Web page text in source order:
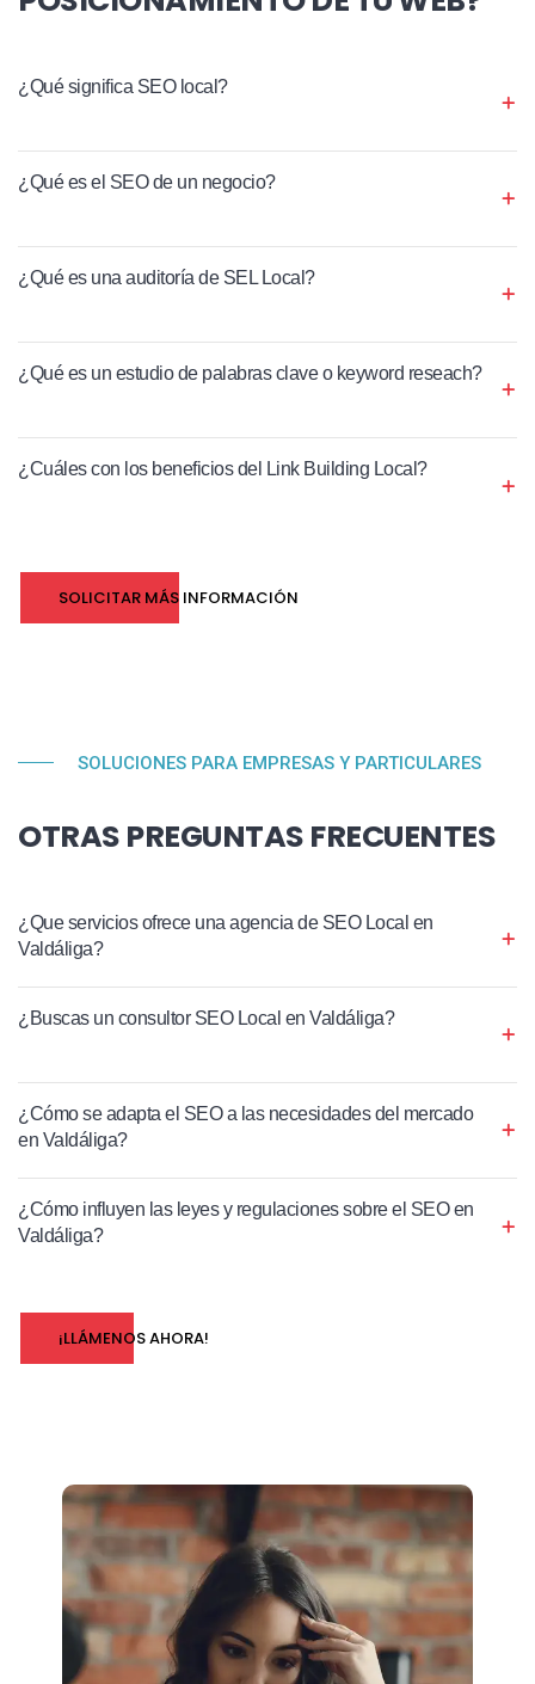
¿Qué significa SEO local?
¿Qué es el SEO de un negocio?
¿Qué es una auditoría de SEL Local?
¿Qué es un estudio de palabras clave o keyword reseach?
¿Cuáles con los beneficios del Link Building Local?
SOLICITAR MÁS INFORMACIÓN
SOLUCIONES PARA EMPRESAS Y PARTICULARES
OTRAS PREGUNTAS FRECUENTES
¿Que servicios ofrece una agencia de SEO Local en
Valdáliga?
¿Buscas un consultor SEO Local en Valdáliga?
¿Cómo se adapta el SEO a las necesidades del mercado
en Valdáliga?
¿Cómo influyen las leyes y regulaciones sobre el SEO en
Valdáliga?
¡LLÁMENOS AHORA!